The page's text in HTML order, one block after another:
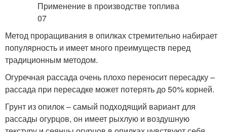
Метод проращивания в опилках стремительно набирает
популярность и имеет много преимуществ перед
традиционным методом.
Огуречная рассада очень плохо переносит пересадку –
рассада при пересадке может потерять до 50% корней.
Грунт из опилок – самый подходящий вариант для
рассады огурцов, он имеет рыхлую и воздушную